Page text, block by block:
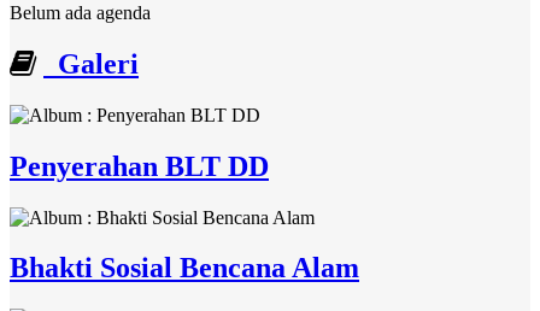
Belum ada agenda
Galeri
Penyerahan BLT DD
Bhakti Sosial Bencana Alam